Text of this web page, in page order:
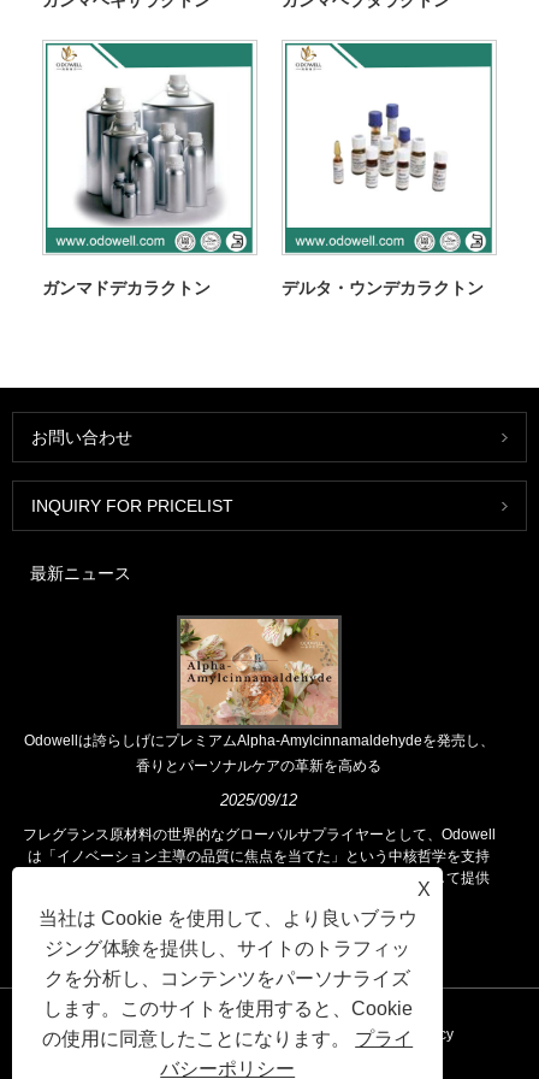
ガンマドデカラクトン デルタ・ウンデカラクトン
お問い合わせ
INQUIRY FOR PRICELIST
最新ニュース
Odowellは誇らしげにプレミアムAlpha-Amylcinnamaldehydeを発売し、
香りとパーソナルケアの革新を高める
2025/09/12
フレグランス原材料の世界的なグローバルサプライヤーとして、Odowell
は「イノベーション主導の品質に焦点を当てた」という中核哲学を支持
し、世界中の顧客に優れたフレグランスソリューションを一貫して提供
リンク Sitemap RSS XML Privacy Policy
X
当社は Cookie を使用して、より良いブラウ
ジング体験を提供し、サイトのトラフィッ
クを分析し、コンテンツをパーソナライズ
します。このサイトを使用すると、Cookie
の使用に同意したことになります。 プライ
バシーポリシー